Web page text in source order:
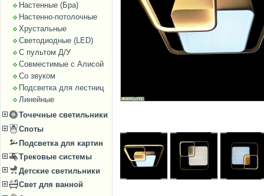
Настенные (Бра)
Настенно-потолочные
Хрустальные
Светодиодные (LED)
С пультом Д/У
Совместимые с Алисой
Со звуком
Подсветка для лестниц
Линейные
Точечные светильники
Споты
Подсветка для картин
Трековые системы
Детские светильники
Свет для ванной